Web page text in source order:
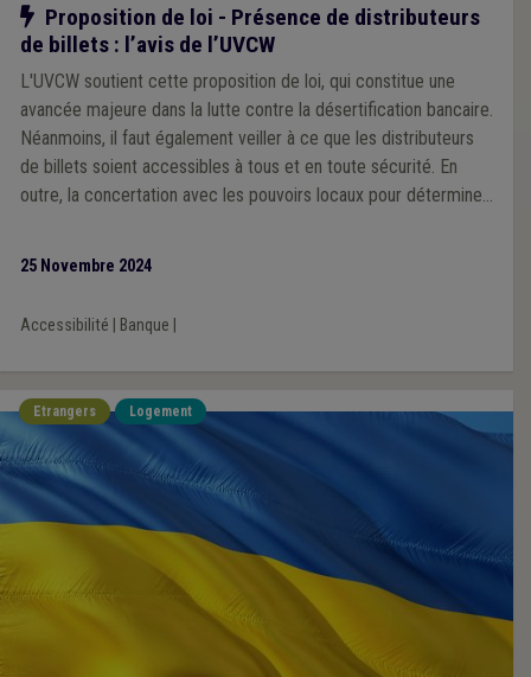
Notre action
Proposition de loi - Présence de distributeurs
de billets : l’avis de l’UVCW
L'UVCW soutient cette proposition de loi, qui constitue une
avancée majeure dans la lutte contre la désertification bancaire.
Néanmoins, il faut également veiller à ce que les distributeurs
de billets soient accessibles à tous et en toute sécurité. En
outre, la concertation avec les pouvoirs locaux pour déterminer
25 Novembre 2024
Accessibilité Banque
Etrangers Logement